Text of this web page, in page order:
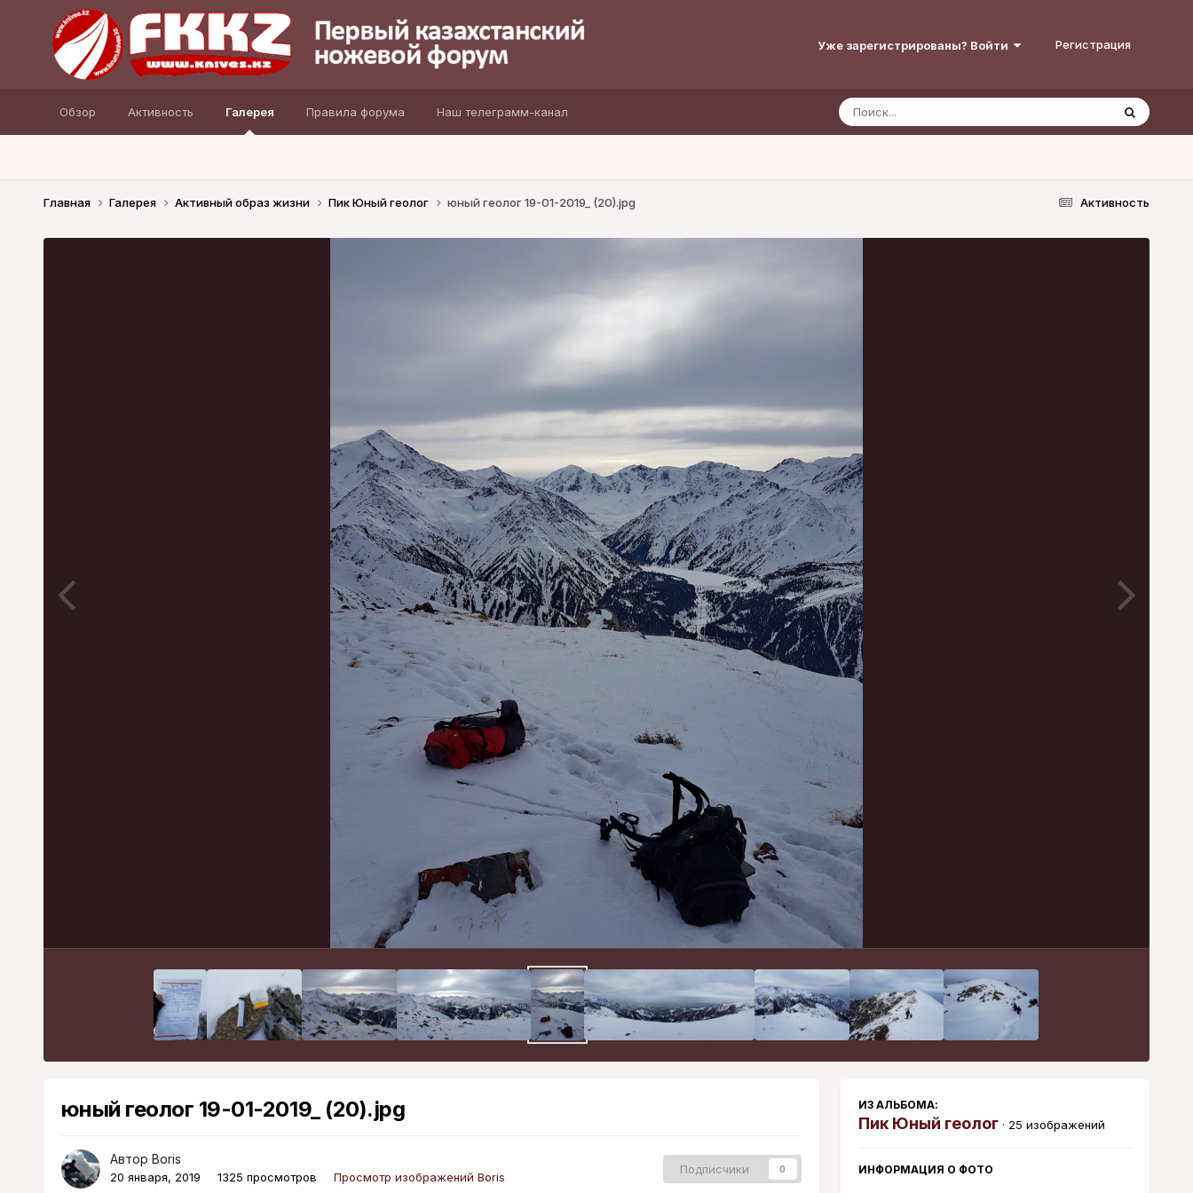
Уже зарегистрированы? Войти Регистрация
Обзор Активность Галерея Правила форума Наш телеграмм-канал
Активность
Главная Галерея Активный образ жизни Пик Юный геолог юный геолог 19-01-2019_ (20).jpg
юный геолог 19-01-2019_ (20).jpg
Автор Boris
20 января, 2019 1325 просмотров Просмотр изображений Boris
Подписчики 0
ИЗ АЛЬБОМА:
Пик Юный геолог · 25 изображений
ИНФОРМАЦИЯ О ФОТО